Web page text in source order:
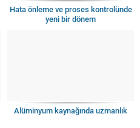
Hata önleme ve proses kontrolünde
yeni bir dönem
Alüminyum kaynağında uzmanlık